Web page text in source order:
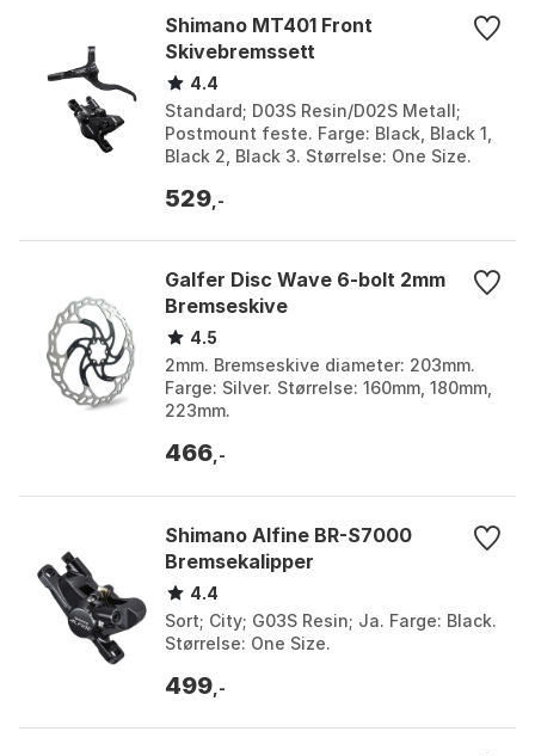
Shimano MT401 Front
Skivebremssett
4.4
Standard; D03S Resin/D02S Metall;
Postmount feste. Farge: Black, Black 1,
Black 2, Black 3. Størrelse: One Size.
529 ,-
Galfer Disc Wave 6-bolt 2mm
Bremseskive
4.5
2mm. Bremseskive diameter: 203mm.
Farge: Silver. Størrelse: 160mm, 180mm,
223mm.
466 ,-
Shimano Alfine BR-S7000
Bremsekalipper
4.4
Sort; City; G03S Resin; Ja. Farge: Black.
Størrelse: One Size.
499 ,-